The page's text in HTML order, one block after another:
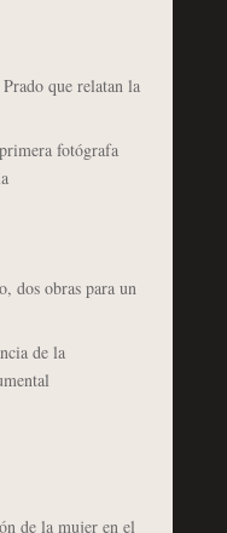
que relatan la
fotógrafa
dos obras para un
de la
de la mujer en el